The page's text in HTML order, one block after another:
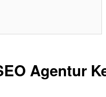
Agentur